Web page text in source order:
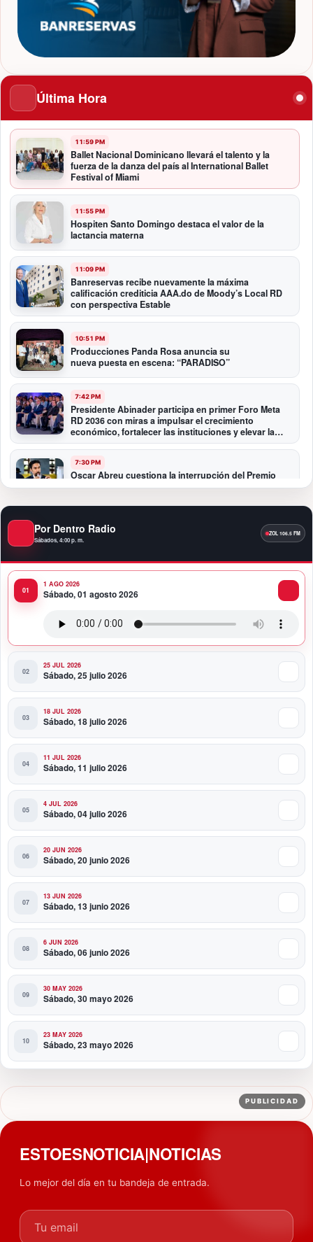
Última Hora
11:59 PM
Ballet Nacional Dominicano llevará el talento y la
fuerza de la danza del país al International Ballet
Festival of Miami
11:55 PM
Hospiten Santo Domingo destaca el valor de la
lactancia materna
11:09 PM
Banreservas recibe nuevamente la máxima
calificación crediticia AAA.do de Moody’s Local RD
con perspectiva Estable
10:51 PM
Producciones Panda Rosa anuncia su
nueva puesta en escena: “PARADISO”
7:42 PM
Presidente Abinader participa en primer Foro Meta
RD 2036 con miras a impulsar el crecimiento
económico, fortalecer las instituciones y elevar la
productividad
7:30 PM
Oscar Abreu cuestiona la interrupción del Premio
Nacional de Artes Visuales: “Un país que deja de
12:40 AM
Fortaleza del peso responde a fundamentos
experta
11:58 PM
Político/Comunicaciones
Por Dentro Radio
Sábados, 4:00 p. m.
1 AGO 2026
Sábado, 01 agosto 2026
25 JUL 2026
Sábado, 25 julio 2026
18 JUL 2026
Sábado, 18 julio 2026
11 JUL 2026
Sábado, 11 julio 2026
4 JUL 2026
Sábado, 04 julio 2026
20 JUN 2026
Sábado, 20 junio 2026
13 JUN 2026
Sábado, 13 junio 2026
6 JUN 2026
Sábado, 06 junio 2026
30 MAY 2026
Sábado, 30 mayo 2026
23 MAY 2026
Sábado, 23 mayo 2026
PUBLICIDAD
ESTOESNOTICIA|NOTICIAS
Lo mejor del día en tu bandeja de entrada.
Tu email